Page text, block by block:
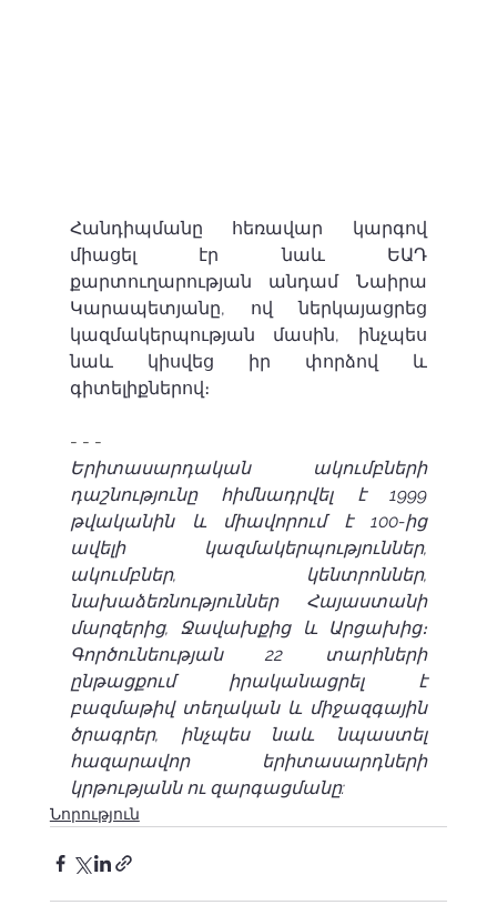
Հանդիպմանը հեռավար կարգով
միացել էր նաև ԵԱԴ
քարտուղարության անդամ Նաիրա
Կարապետյանը, ով ներկայացրեց
կազմակերպության մասին, ինչպես
նաև կիսվեց իր փորձով և
գիտելիքներով։
- - -
Երիտասարդական ակումբների
դաշնությունը հիմնադրվել է 1999
թվականին և միավորում է 100-ից
ավելի կազմակերպություններ,
ակումբներ, կենտրոններ,
նախաձեռնություններ Հայաստանի
մարզերից, Ջավախքից և Արցախից։
Գործունեության 22 տարիների
ընթացքում իրականացրել է
բազմաթիվ տեղական և միջազգային
ծրագրեր, ինչպես նաև նպաստել
հազարավոր երիտասարդների
կրթությանն ու զարգացմանը:
Նորություն